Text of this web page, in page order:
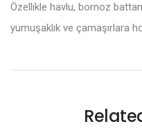
Özellikle havlu, bornoz
yumuşaklık ve çamaşırlara